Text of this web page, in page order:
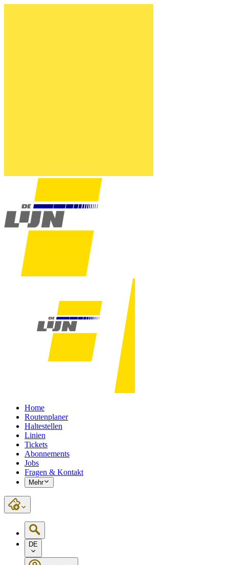
Home
Routenplaner
Haltestellen
Linien
Tickets
Abonnements
Jobs
Fragen & Kontakt
Mehr
DE